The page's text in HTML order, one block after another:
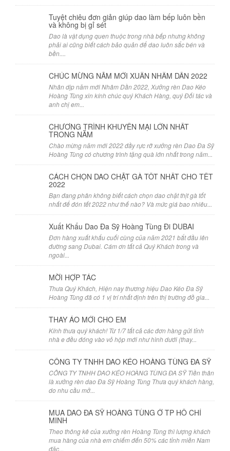
Tuyệt chiêu đơn giản giúp dao làm bếp luôn bền
và không bị gỉ sét
Dao là vật dụng quen thuộc trong nhà bếp nhưng không
phải ai cũng biết cách bảo quản để dao luôn sắc bén và
bền....
CHÚC MỪNG NĂM MỚI XUÂN NHÂM DẦN 2022
Nhân dịp năm mới Nhâm Dần 2022, Xưởng rèn Dao Kéo
Hoàng Tùng xin kính chúc quý Khách Hàng, quý Đối tác và
anh chị em...
CHƯƠNG TRÌNH KHUYẾN MẠI LỚN NHẤT
TRONG NĂM
Chào mừng năm mới 2022 đầy rực rỡ xưởng rèn Dao Đa Sỹ
Hoàng Tùng có chương trình tặng quà lớn nhất trong năm...
CÁCH CHỌN DAO CHẶT GÀ TỐT NHẤT CHO TẾT
2022
Bạn đang phân không biết cách chọn dao chặt thịt gà tốt
nhất để đón tết 2022 như thế nào? Và mức giá bao nhiêu...
Xuất Khẩu Dao Đa Sỹ Hoàng Tùng Đi DUBAI
Đơn hàng xuất khẩu cuối cùng của năm 2021 bắt đầu lên
đường sang Dubai. Cám ơn tất cả Quý Khách trong và
ngoài...
MỜI HỢP TÁC
Thưa Quý Khách, Hiện nay thương hiệu Dao Kéo Đa Sỹ
Hoàng Tùng đã có 1 vị trí nhất định trên thị trường đồ gia...
THAY ÁO MỚI CHO EM
Kính thưa quý khách! Từ 1/7 tất cả các đơn hàng gửi tỉnh
nhà e đều đóng vào vỏ hộp mới như hình dưới (thay...
CÔNG TY TNHH DAO KÉO HOÀNG TÙNG ĐA SỸ
CÔNG TY TNHH DAO KÉO HOÀNG TÙNG ĐA SỸ Tiền thân
là xưởng rèn dao Đa Sỹ Hoàng Tùng Thưa quý khách hàng,
do nhu cầu mở...
MUA DAO ĐA SỸ HOÀNG TÙNG Ở TP HỒ CHÍ
MINH
Theo thông kê của xưởng rèn Hoàng Tùng thì lượng khách
mua hàng của nhà em chiếm đến 50% các tỉnh miền Nam
đặc...